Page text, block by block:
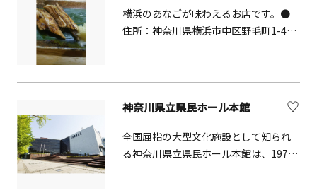
ふれる空間で、港町ならではのひとと
きを気軽に体験できます。
横浜のあなごが味わえるお店です。●
住所：神奈川県横浜市中区野毛町1-45
神奈川県立県民ホール本館
全国屈指の大型文化施設として知られ
る神奈川県立県民ホール本館は、1975